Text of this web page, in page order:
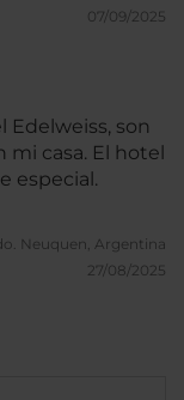
07/09/2025
Edelweiss, son
casa. El hotel
especial.
Neuquen, Argentina
27/08/2025